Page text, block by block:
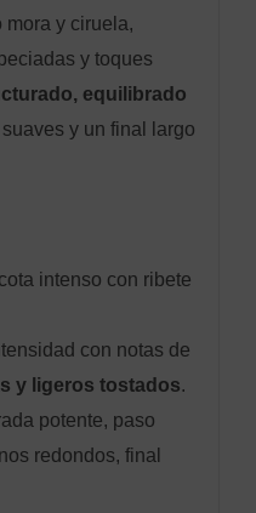
mora y ciruela,
y toques
equilibrado
y un final largo
intenso con ribete
con notas de
y ligeros tostados.
potente, paso
redondos, final